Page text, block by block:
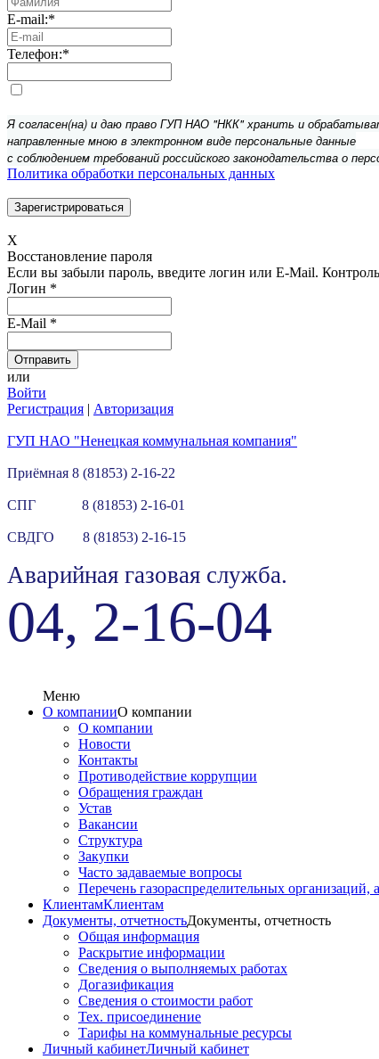
E-mail:*
Телефон:*
Я согласен(на) и даю право ГУП НАО "НКК" хранить и
направленные мною в электронном виде персональные данные
с соблюдением требований российского законодательства о
Политика обработки персональных данных
X
Восстановление пароля
Если вы забыли пароль, введите логин или E-Mail.
Логин *
E-Mail *
или
Войти
Регистрация | Авторизация
ГУП НАО "Ненецкая коммунальная компания"
Приёмная 8 (81853) 2-16-22
СПГ 8 (81853) 2-16-01
СВДГО 8 (81853) 2-16-15
Аварийная газовая служба.
04, 2-16-04
Меню
О компанииО компании
О компании
Новости
Контакты
Противодействие коррупции
Обращения граждан
Устав
Вакансии
Структура
Закупки
Часто задаваемые вопросы
Перечень газораспределительных
КлиентамКлиентам
Документы, отчетностьДокументы, отчетность
Общая информация
Раскрытие информации
Сведения о выполняемых работах
Догазификация
Сведения о стоимости работ
Тех. присоединение
Тарифы на коммунальные ресурсы
Личный кабинетЛичный кабинет